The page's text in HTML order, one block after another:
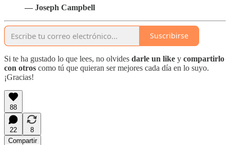
— Joseph Campbell
Suscribirse
Si te ha gustado lo que lees, no olvides darle un like y compartirlo
con otros como tú que quieran ser mejores cada día en lo suyo.
¡Gracias!
88
22
8
Compartir